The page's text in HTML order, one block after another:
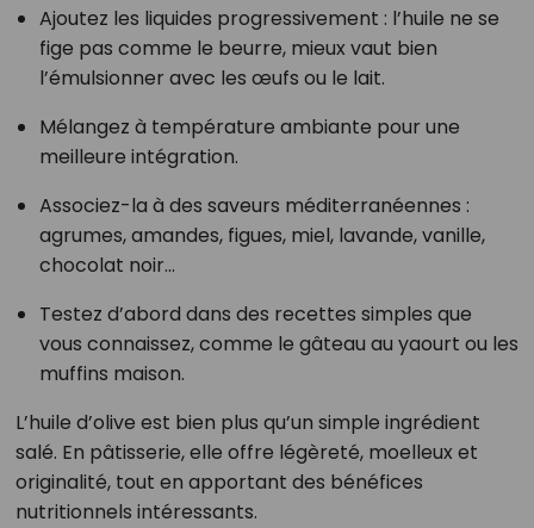
Ajoutez les liquides progressivement : l’huile ne se
fige pas comme le beurre, mieux vaut bien
l’émulsionner avec les œufs ou le lait.
Mélangez à température ambiante pour une
meilleure intégration.
Associez-la à des saveurs méditerranéennes :
agrumes, amandes, figues, miel, lavande, vanille,
chocolat noir...
Testez d’abord dans des recettes simples que
vous connaissez, comme le gâteau au yaourt ou les
muffins maison.
L’huile d’olive est bien plus qu’un simple ingrédient
salé. En pâtisserie, elle offre légèreté, moelleux et
originalité, tout en apportant des bénéfices
nutritionnels intéressants.